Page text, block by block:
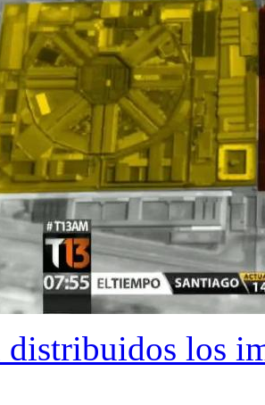
distribuidos los